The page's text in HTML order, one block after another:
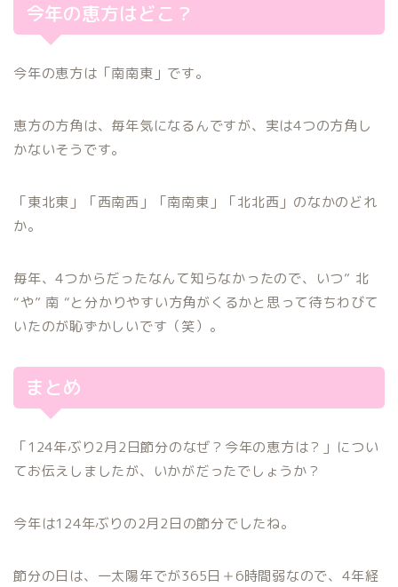
今年の恵方はどこ？
今年の恵方は「南南東」です。
恵方の方角は、毎年気になるんですが、実は4つの方角し
かないそうです。
「東北東」「西南西」「南南東」「北北西」のなかのどれ
か。
毎年、4つからだったなんて知らなかったので、いつ” 北
“や” 南 “と分かりやすい方角がくるかと思って待ちわびて
いたのが恥ずかしいです（笑）。
まとめ
「124年ぶり2月2日節分のなぜ？今年の恵方は？」につい
てお伝えしましたが、いかがだったでしょうか？
今年は124年ぶりの2月2日の節分でしたね。
節分の日は、一太陽年でが365日＋6時間弱なので、4年経